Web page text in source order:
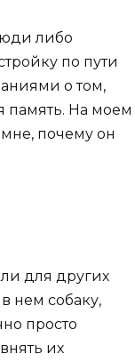
либо
по пути
о том,
память. На моем
почему он
для других
нем собаку,
просто
их